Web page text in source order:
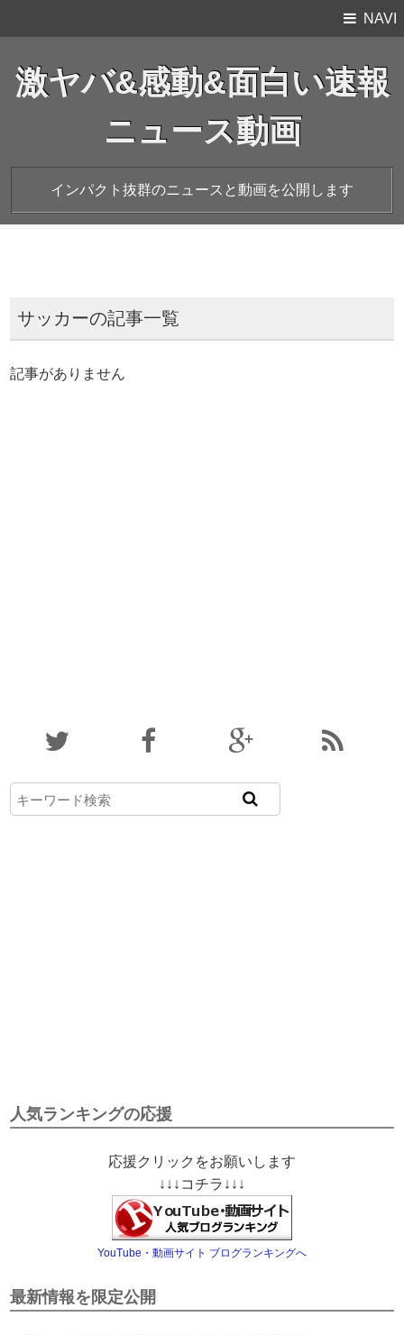
NAVI
激ヤバ&感動&面白い速報
ニュース動画
インパクト抜群のニュースと動画を公開します
サッカーの記事一覧
記事がありません
人気ランキングの応援
応援クリックをお願いします
↓↓↓コチラ↓↓↓
YouTube・動画サイト ブログランキングへ
最新情報を限定公開